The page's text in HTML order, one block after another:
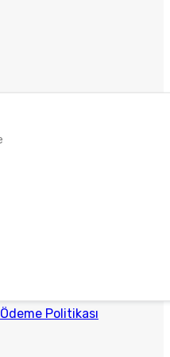
Politikası